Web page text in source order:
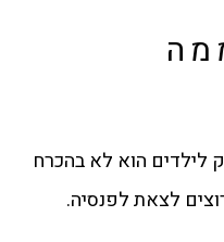
לילדים הוא לא בהכרח
לצאת לפנסיה.